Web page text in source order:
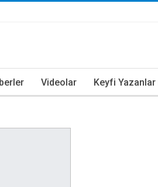
Videolar Keyfi Yazanlar